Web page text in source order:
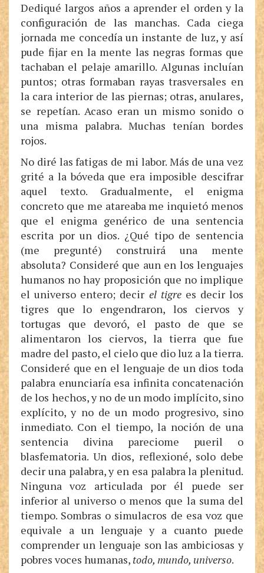
Dediqué largos años a aprender el orden y la
configuración de las manchas. Cada ciega
jornada me concedía un instante de luz, y así
pude fijar en la mente las negras formas que
tachaban el pelaje amarillo. Algunas incluían
puntos; otras formaban rayas trasversales en
la cara interior de las piernas; otras, anulares,
se repetían. Acaso eran un mismo sonido o
una misma palabra. Muchas tenían bordes
rojos.
No diré las fatigas de mi labor. Más de una vez
grité a la bóveda que era imposible descifrar
aquel texto. Gradualmente, el enigma
concreto que me atareaba me inquietó menos
que el enigma genérico de una sentencia
escrita por un dios. ¿Qué tipo de sentencia
(me pregunté) construirá una mente
absoluta? Consideré que aun en los lenguajes
humanos no hay proposición que no implique
el universo entero; decir el tigrees decir los
tigres que lo engendraron, los ciervos y
tortugas que devoró, el pasto de que se
alimentaron los ciervos, la tierra que fue
madre del pasto, el cielo que dio luz a la tierra.
Consideré que en el lenguaje de un dios toda
palabra enunciaría esa infinita concatenación
de los hechos, y no de un modo implícito, sino
explícito, y no de un modo progresivo, sino
inmediato. Con el tiempo, la noción de una
sentencia divina pareciome pueril o
blasfematoria. Un dios, reflexioné, solo debe
decir una palabra, y en esa palabra la plenitud.
Ninguna voz articulada por él puede ser
inferior al universo o menos que la suma del
tiempo. Sombras o simulacros de esa voz que
equivale a un lenguaje y a cuanto puede
comprender un lenguaje son las ambiciosas y
pobres voces humanas, todo, mundo, universo.